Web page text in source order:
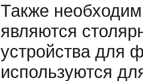
Также
являются
устройства для
используются